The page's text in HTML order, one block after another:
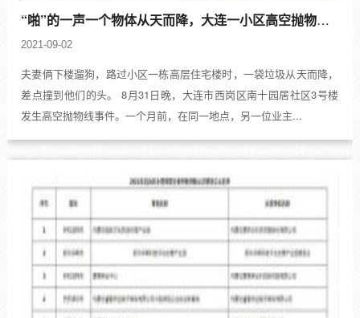
“啪”的一声一个物体从天而降，大连一小区高空抛物吓圷居民
2021-09-02
夫妻俩下楼遛狗，路过小区一栋高层住宅楼时，一袋垃圾从天而降，
差点撞到他们的头。 8月31日晚，大连市西岗区南十园居社区3号楼
发生高空抛物线事件。一个月前，在同一地点，另一位业主...